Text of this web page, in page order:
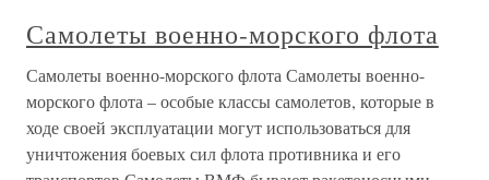
Самолеты военно-морского флота
Самолеты военно-морского флота Самолеты военно-
морского флота – особые классы самолетов, которые в
ходе своей эксплуатации могут использоваться для
уничтожения боевых сил флота противника и его